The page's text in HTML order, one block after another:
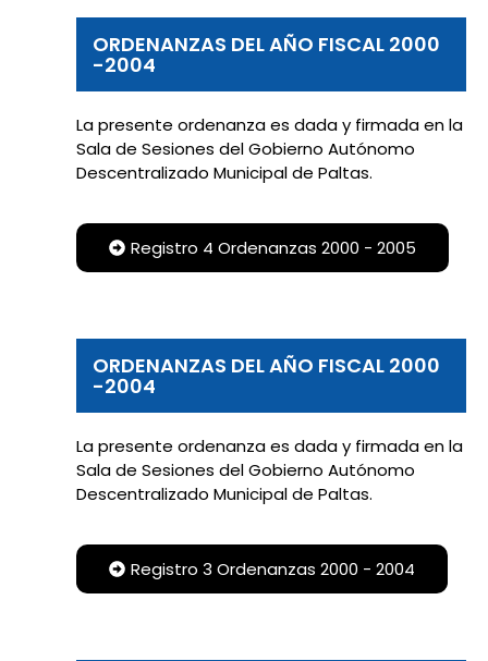
ORDENANZAS DEL AÑO FISCAL 2000
-2004
La presente ordenanza es dada y firmada en la
Sala de Sesiones del Gobierno Autónomo
Descentralizado Municipal de Paltas.
Registro 4 Ordenanzas 2000 - 2005
ORDENANZAS DEL AÑO FISCAL 2000
-2004
La presente ordenanza es dada y firmada en la
Sala de Sesiones del Gobierno Autónomo
Descentralizado Municipal de Paltas.
Registro 3 Ordenanzas 2000 - 2004